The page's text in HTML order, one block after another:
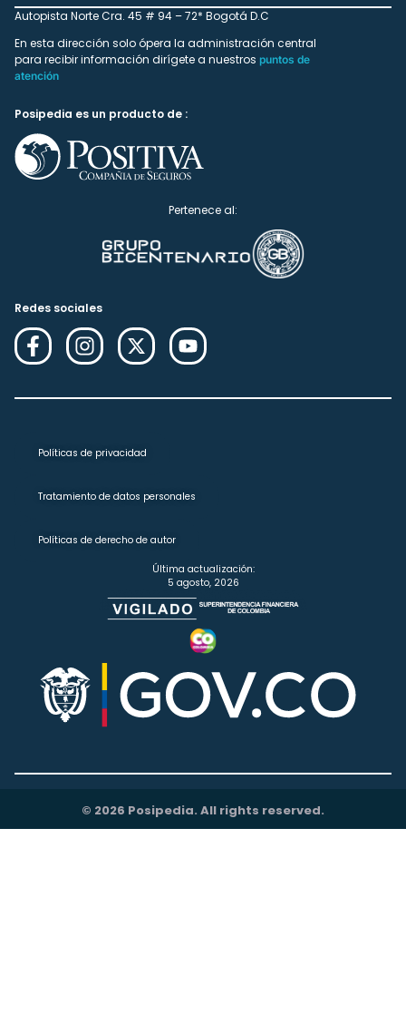
Autopista Norte Cra. 45 # 94 – 72* Bogotá D.C
En esta dirección solo ópera la administración central
para recibir información dirígete a nuestros puntos de
atención
Posipedia es un producto de :
Pertenece al:
Redes sociales
Políticas de privacidad
Tratamiento de datos personales
Políticas de derecho de autor
Última actualización:
5 agosto, 2026
© 2026 Posipedia. All rights reserved.